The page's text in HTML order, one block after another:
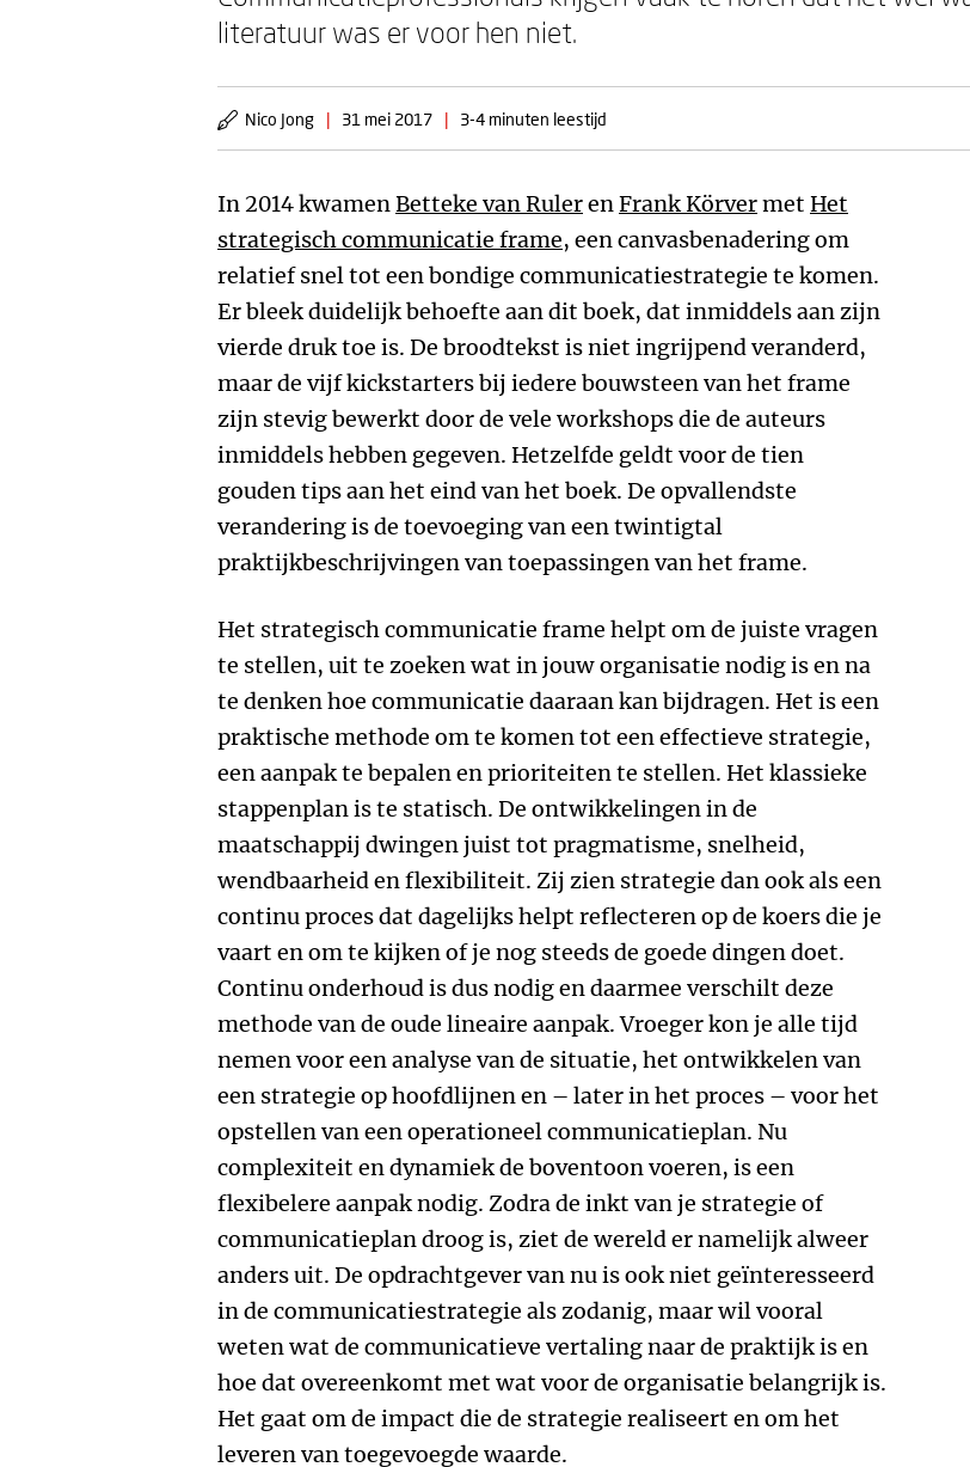
literatuur was er voor hen niet.
Nico Jong | 31 mei 2017 | 3-4 minuten leestijd
In 2014 kwamenBetteke van RulerenFrank Körvermet Het
strategisch communicatie frame, een canvasbenadering om
relatief snel tot een bondige communicatiestrategie te komen.
Er bleek duidelijk behoefte aan dit boek, dat inmiddels aan zijn
vierde druk toe is. De broodtekst is niet ingrijpend veranderd,
maar de vijf kickstarters bij iedere bouwsteen van het frame
zijn stevig bewerkt door de vele workshops die de auteurs
inmiddels hebben gegeven. Hetzelfde geldt voor de tien
gouden tips aan het eind van het boek. De opvallendste
verandering is de toevoeging van een twintigtal
praktijkbeschrijvingen van toepassingen van het frame.
Het strategisch communicatie frame helpt om de juiste vragen
te stellen, uit te zoeken wat in jouw organisatie nodig is en na
te denken hoe communicatie daaraan kan bijdragen. Het is een
praktische methode om te komen tot een effectieve strategie,
een aanpak te bepalen en prioriteiten te stellen. Het klassieke
stappenplan is te statisch. De ontwikkelingen in de
maatschappij dwingen juist tot pragmatisme, snelheid,
wendbaarheid en flexibiliteit. Zij zien strategie dan ook als een
continu proces dat dagelijks helpt reflecteren op de koers die je
vaart en om te kijken of je nog steeds de goede dingen doet.
Continu onderhoud is dus nodig en daarmee verschilt deze
methode van de oude lineaire aanpak. Vroeger kon je alle tijd
nemen voor een analyse van de situatie, het ontwikkelen van
een strategie op hoofdlijnen en – later in het proces – voor het
opstellen van een operationeel communicatieplan. Nu
complexiteit en dynamiek de boventoon voeren, is een
flexibelere aanpak nodig. Zodra de inkt van je strategie of
communicatieplan droog is, ziet de wereld er namelijk alweer
anders uit. De opdrachtgever van nu is ook niet geïnteresseerd
in de communicatiestrategie als zodanig, maar wil vooral
weten wat de communicatieve vertaling naar de praktijk is en
hoe dat overeenkomt met wat voor de organisatie belangrijk is.
Het gaat om de impact die de strategie realiseert en om het
leveren van toegevoegde waarde.